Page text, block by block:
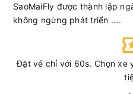
10:15 10/08/2026
Còn
SaoMaiFly được thành lập
không ngừng phát triển ....
Đặt vé chỉ với 60s. Chọn xe